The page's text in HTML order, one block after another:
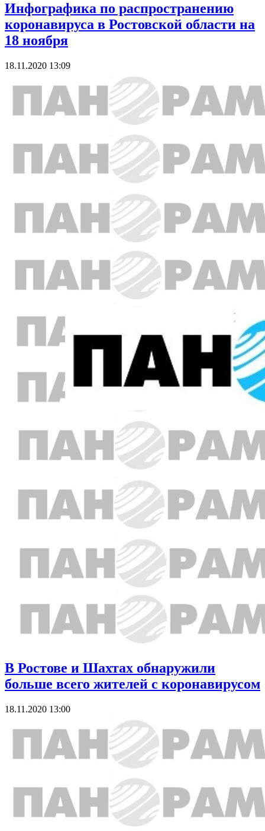
Инфографика по распространению
коронавируса в Ростовской области на
18 ноября
18.11.2020 13:09
В Ростове и Шахтах обнаружили
больше всего жителей с коронавирусом
18.11.2020 13:00